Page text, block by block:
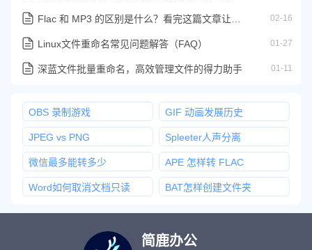
02-16
Linux文件重命名常见问题解答（FAQ） 01-27
深蓝文件批量重命名，高效管理文件的得力助手 01-11
OBS 录制游戏 GIF 动画发展历史
JPEG vs PNG Spleeter人声分离
微信最多能转多少 APE 怎样转 FLAC
Word如何取消文档只读 BAT怎样创建文件夹
简鹿办公